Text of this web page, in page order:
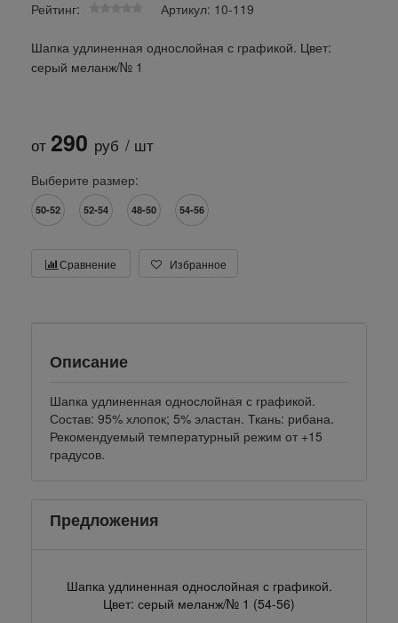
Рейтинг: Артикул: 10-119
Шапка удлиненная однослойная с графикой. Цвет:
серый меланж/№ 1
от 290 руб / шт
Выберите размер:
50-52 52-54 48-50 54-56
Сравнение Избранное
Описание
Шапка удлиненная однослойная с графикой.
Состав: 95% хлопок; 5% эластан. Ткань: рибана.
Рекомендуемый температурный режим от +15
градусов.
Предложения
Шапка удлиненная однослойная с графикой.
Цвет: серый меланж/№ 1 (54-56)